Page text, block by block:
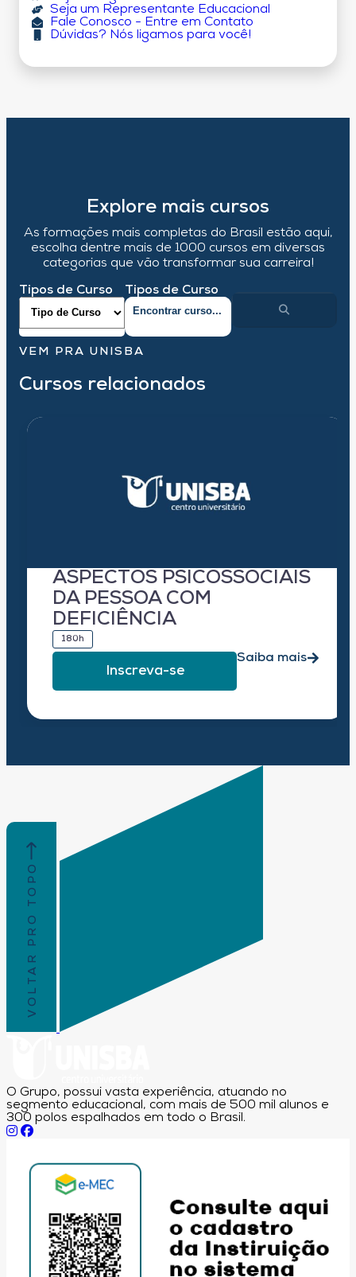
Seja um Representante Educacional
Fale Conosco - Entre em Contato
Dúvidas? Nós ligamos para você!
Explore mais cursos
As formações mais completas do Brasil estão aqui,
escolha dentre mais de 1000 cursos em diversas
categorias que vão transformar sua carreira!
Tipos de Curso Tipos de Curso
VEM PRA UNISBA
Cursos relacionados
ASPECTOS PSICOSSOCIAIS
DA PESSOA COM
DEFICIÊNCIA
180h
Inscreva-se
Saiba mais
VOLTAR PRO TOPO
O Grupo, possui vasta experiência, atuando no
segmento educacional, com mais de 500 mil alunos e
300 polos espalhados em todo o Brasil.